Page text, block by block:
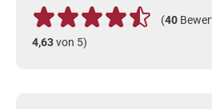
(40
4,63von 5)